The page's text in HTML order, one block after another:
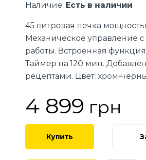
Наличие: Есть в наличии
45 литровая печка
Механическое управление
работы. Встроенная
Таймер на 120 мин.
рецептами. Цвет: хром-
4 899 грн
Купить